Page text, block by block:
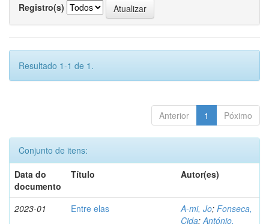
Registro(s)
Resultado 1-1 de 1.
Anterior 1 Póximo
Conjunto de itens:
Data do
documento
Título Autor(es)
2023-01 Entre elas A-mi, Jo; Fonseca,
Cida;António,